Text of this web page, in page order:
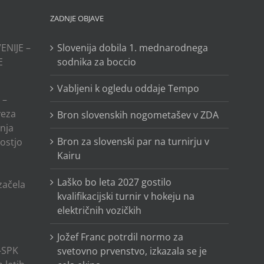
–
ZADNJE OBJAVE
Slovenija dobila 1. mednarodnega
sodnika za boccio
Vabljeni k ogledu oddaje Tempo
Bron slovenskih nogometašev v ZDA
Bron za slovenski par na turnirju v
Kairu
Laško bo leta 2027 gostilo
kvalifikacijski turnir v hokeju na
električnih vozičkih
Jožef Franc potrdil normo za
svetovno prvenstvo, izkazala se je